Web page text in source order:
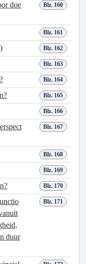
Blz. 160
doe
Blz. 161
Blz. 162
Blz. 163
Blz. 164
Blz. 165
Blz. 166
Blz. 167
Blz. 168
Blz. 169
Blz. 170
Blz. 171
duur